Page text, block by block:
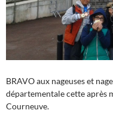
BRAVO aux nageuses et
départementale cette après
Courneuve.